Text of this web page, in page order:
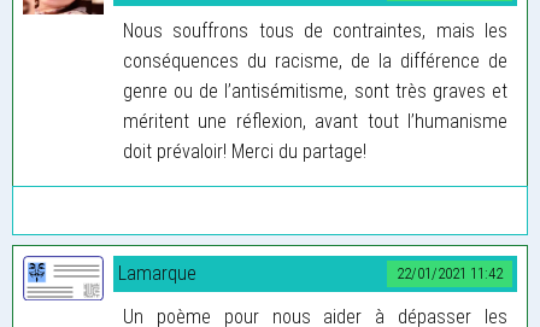
Nous souffrons tous de contraintes, mais les
conséquences du racisme, de la différence de
genre ou de l’antisémitisme, sont très graves et
méritent une réflexion, avant tout l’humanisme
doit prévaloir! Merci du partage!
22/01/2021 11:42
Lamarque
Un poème pour nous aider à dépasser les